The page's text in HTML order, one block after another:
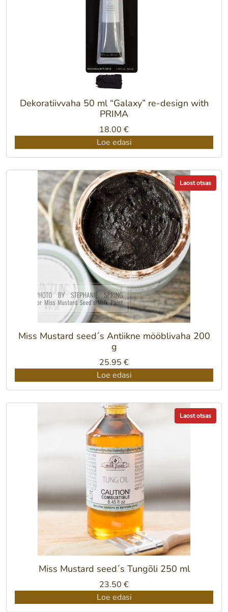
Dekoratiivvaha 50 ml “Galaxy” re-design with
PRIMA
18.00 €
Loe edasi
Laost otsas
Miss Mustard seed´s Antiikne mööblivaha 200
g
25.95 €
Loe edasi
Laost otsas
Miss Mustard seed´s Tungõli 250 ml
23.50 €
Loe edasi